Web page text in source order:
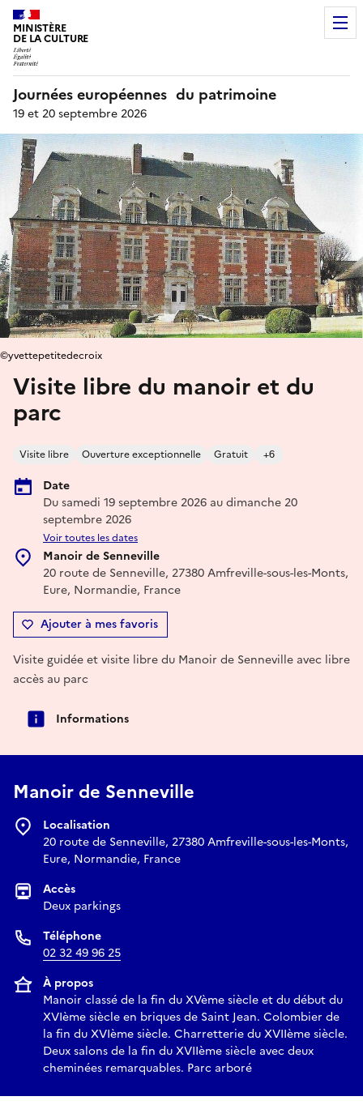
MINISTÈRE
DE LA CULTURE
Journées européennes du patrimoine
19 et 20 septembre 2026
Visite libre du manoir et du
parc
Visite libre Ouverture exceptionnelle Gratuit +6
Date
Du samedi 19 septembre 2026 au dimanche 20
septembre 2026
Voir toutes les dates
Manoir de Senneville
20 route de Senneville, 27380 Amfreville-sous-les-Monts,
Eure, Normandie, France
Ajouter à mes favoris
©yvettepetitedecroix
Visite guidée et visite libre du Manoir de Senneville avec libre
accès au parc
Informations
Manoir de Senneville
Localisation
20 route de Senneville, 27380 Amfreville-sous-les-Monts,
Eure, Normandie, France
Accès
Deux parkings
Téléphone
02 32 49 96 25
À propos
Manoir classé de la fin du XVème siècle et du début du
XVIème siècle en briques de Saint Jean. Colombier de
la fin du XVIème siècle. Charretterie du XVIIème siècle.
Deux salons de la fin du XVIIème siècle avec deux
cheminées remarquables. Parc arboré